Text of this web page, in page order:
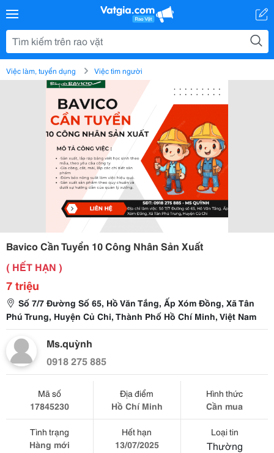
Việc làm, tuyển dụng Việc tìm người
Bavico Cần Tuyển 10 Công Nhân Sản Xuất
( HẾT HẠN )
7 triệu
Số 7/7 Đường Số 65, Hồ Văn Tắng, Ấp Xóm Đồng, Xã Tân
Phú Trung, Huyện Củ Chi, Thành Phố Hồ Chí Minh, Việt Nam
Ms.quỳnh
0918 275 885
Mã số
17845230
Địa điểm
Hồ Chí Minh
Hình thức
Cần mua
Tình trạng
Hàng mới
Hết hạn
13/07/2025
Loại tin
Thường